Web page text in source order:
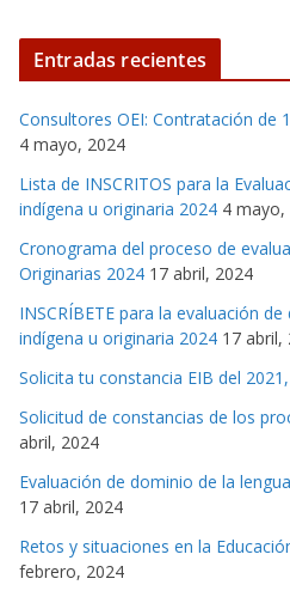
Entradas recientes
Consultores OEI: Contratación de
4 mayo, 2024
Lista de INSCRITOS para la
indígena u originaria 2024 4 mayo,
Cronograma del proceso de
Originarias 2024 17 abril, 2024
INSCRÍBETE para la evaluación
indígena u originaria 2024 17 abril,
Solicita tu constancia EIB del
Solicitud de constancias de los
abril, 2024
Evaluación de dominio de la
17 abril, 2024
Retos y situaciones en la
febrero, 2024